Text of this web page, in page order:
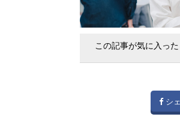
この記事が気に入っ
シ